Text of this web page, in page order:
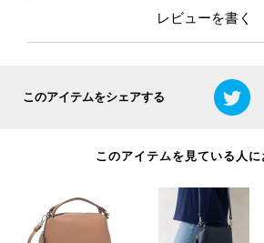
レビューを書く
このアイテムをシェアする
このアイテムを見ている人に